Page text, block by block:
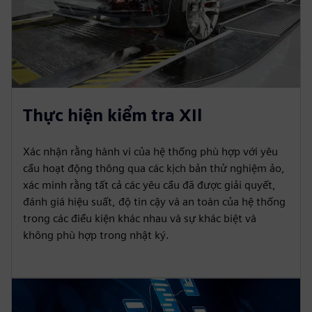
Thực hiện kiểm tra XIl
Xác nhận rằng hành vi của hệ thống phù hợp với yêu
cầu hoạt động thông qua các kịch bản thử nghiệm ảo,
xác minh rằng tất cả các yêu cầu đã được giải quyết,
đánh giá hiệu suất, độ tin cậy và an toàn của hệ thống
trong các điều kiện khác nhau và sự khác biệt và
không phù hợp trong nhật ký.